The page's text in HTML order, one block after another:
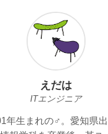
えだは
ITエンジニア
年生まれの♂。愛知県出